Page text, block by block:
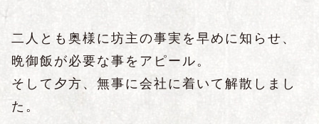
二人とも奥様に坊主の事実を早めに知らせ、
晩御飯が必要な事をアピール。
そして夕方、無事に会社に着いて解散しまし
た。